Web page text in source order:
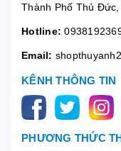
Thành Phố Thủ Đức,
Hotline:
Email:
KÊNH THÔNG TIN
PHƯƠNG THỨC